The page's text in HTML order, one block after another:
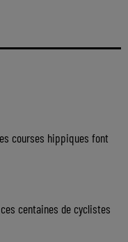
courses hippiques font
centaines de cyclistes